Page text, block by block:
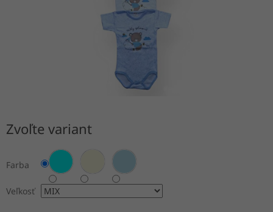
Zvoľte variant
Farba
Veľkosť